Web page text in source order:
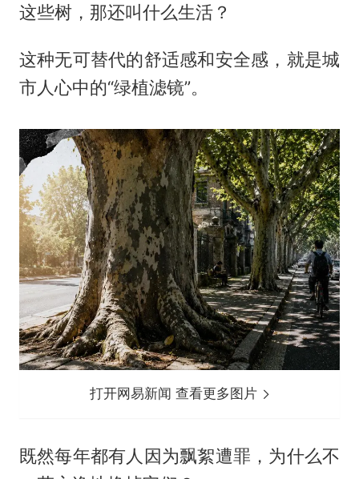
这些树，那还叫什么生活？
这种无可替代的舒适感和安全感，就是城
市人心中的“绿植滤镜”。
打开网易新闻 查看更多图片
既然每年都有人因为飘絮遭罪，为什么不